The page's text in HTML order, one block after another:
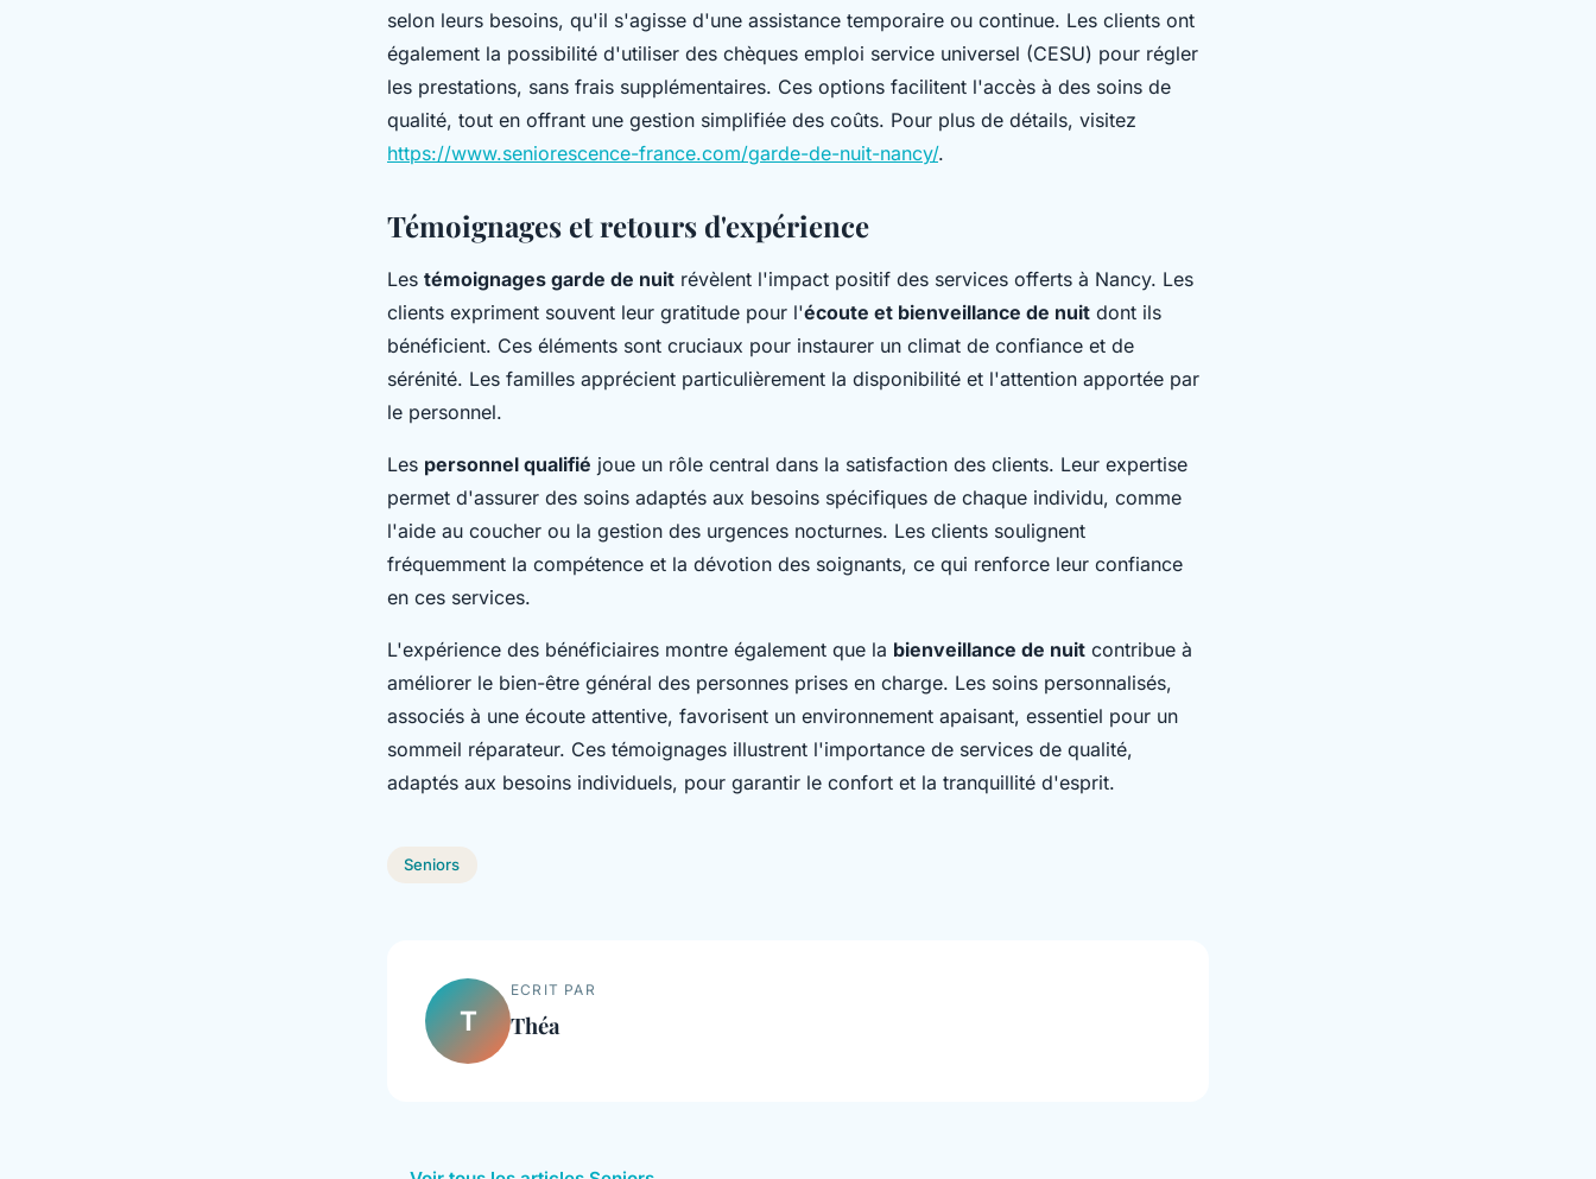
selon leurs besoins, qu'il s'agisse d'une assistance temporaire ou continue. Les clients ont
également la possibilité d'utiliser des chèques emploi service universel (CESU) pour régler
les prestations, sans frais supplémentaires. Ces options facilitent l'accès à des soins de
qualité, tout en offrant une gestion simplifiée des coûts. Pour plus de détails, visitez
https://www.seniorescence-france.com/garde-de-nuit-nancy/.
Témoignages et retours d'expérience
Les témoignages garde de nuit révèlent l'impact positif des services offerts à Nancy. Les
clients expriment souvent leur gratitude pour l'écoute et bienveillance de nuit dont ils
bénéficient. Ces éléments sont cruciaux pour instaurer un climat de confiance et de
sérénité. Les familles apprécient particulièrement la disponibilité et l'attention apportée par
le personnel.
Les personnel qualifié joue un rôle central dans la satisfaction des clients. Leur expertise
permet d'assurer des soins adaptés aux besoins spécifiques de chaque individu, comme
l'aide au coucher ou la gestion des urgences nocturnes. Les clients soulignent
fréquemment la compétence et la dévotion des soignants, ce qui renforce leur confiance
en ces services.
L'expérience des bénéficiaires montre également que la bienveillance de nuit contribue à
améliorer le bien-être général des personnes prises en charge. Les soins personnalisés,
associés à une écoute attentive, favorisent un environnement apaisant, essentiel pour un
sommeil réparateur. Ces témoignages illustrent l'importance de services de qualité,
adaptés aux besoins individuels, pour garantir le confort et la tranquillité d'esprit.
Seniors
T
ECRIT PAR
Théa